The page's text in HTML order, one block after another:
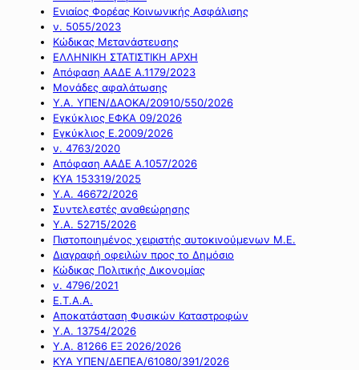
Ενιαίος Φορέας Κοινωνικής Ασφάλισης
ν. 5055/2023
Κώδικας Μετανάστευσης
ΕΛΛΗΝΙΚΗ ΣΤΑΤΙΣΤΙΚΗ ΑΡΧΗ
Απόφαση ΑΑΔΕ Α.1179/2023
Μονάδες αφαλάτωσης
Υ.Α. ΥΠΕΝ/ΔΑΟΚΑ/20910/550/2026
Εγκύκλιος ΕΦΚΑ 09/2026
Εγκύκλιος Ε.2009/2026
ν. 4763/2020
Απόφαση ΑΑΔΕ Α.1057/2026
ΚΥΑ 153319/2025
Υ.Α. 46672/2026
Συντελεστές αναθεώρησης
Υ.Α. 52715/2026
Πιστοποιημένος χειριστής αυτοκινούμενων Μ.Ε.
Διαγραφή οφειλών προς το Δημόσιο
Κώδικας Πολιτικής Δικονομίας
ν. 4796/2021
Ε.Τ.Α.Α.
Αποκατάσταση Φυσικών Καταστροφών
Υ.Α. 13754/2026
Υ.Α. 81266 ΕΞ 2026/2026
ΚΥΑ ΥΠΕΝ/ΔΕΠΕΑ/61080/391/2026